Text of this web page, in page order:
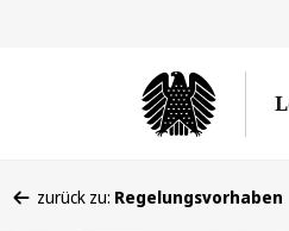
befinden
zurück zu: Regelungsvorhaben